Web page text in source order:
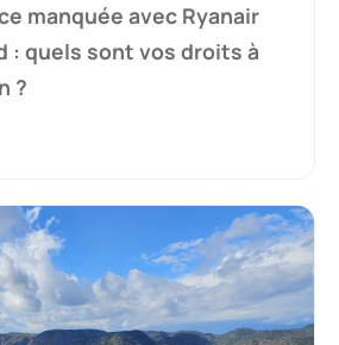
manquée avec Ryanair
: quels sont vos droits à
?